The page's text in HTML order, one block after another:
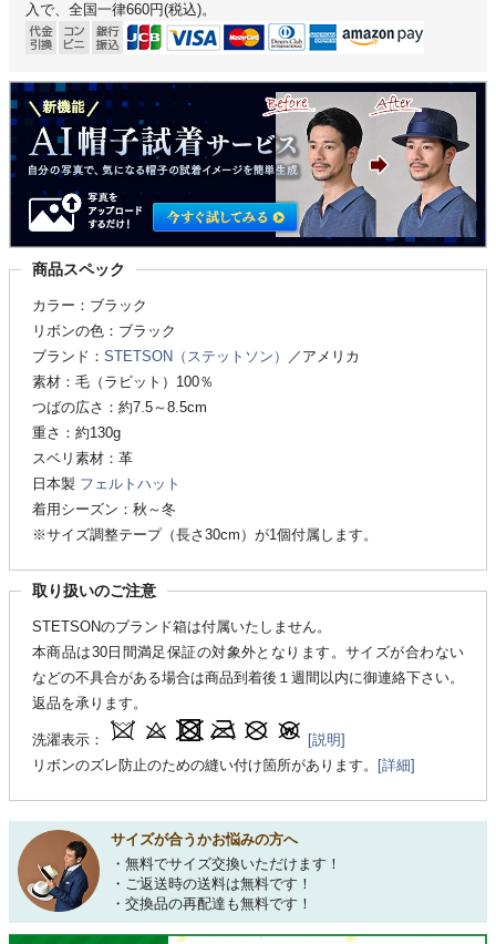
入で、全国一律660円(税込)。
商品スペック
カラー：ブラック
リボンの色：ブラック
ブランド： STETSON（ステットソン）
／アメリカ
素材：毛（ラビット）100％
つばの広さ：約7.5～8.5cm
重さ：約130g
スベリ素材：革
日本製 フェルトハット
着用シーズン：秋～冬
※サイズ調整テープ（長さ30cm）が1個付属します。
取り扱いのご注意
STETSONのブランド箱は付属いたしません。
本商品は30日間満足保証の対象外となります。サイズが合わない
などの不具合がある場合は商品到着後１週間以内に御連絡下さい。
返品を承ります。
洗濯表示：
[説明]
リボンのズレ防止のための縫い付け箇所があります。
[詳細]
サイズが合うかお悩みの方へ
・無料でサイズ交換いただけます！
・ご返送時の送料は無料です！
・交換品の再配達も無料です！